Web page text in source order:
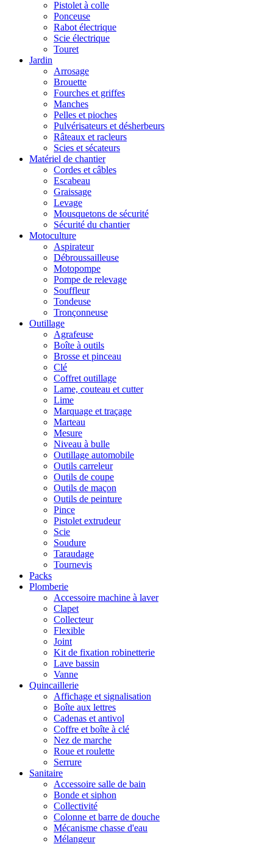
Pistolet à colle
Ponceuse
Rabot électrique
Scie électrique
Touret
Jardin
Arrosage
Brouette
Fourches et griffes
Manches
Pelles et pioches
Pulvérisateurs et désherbeurs
Râteaux et racleurs
Scies et sécateurs
Matériel de chantier
Cordes et câbles
Escabeau
Graissage
Levage
Mousquetons de sécurité
Sécurité du chantier
Motoculture
Aspirateur
Débroussailleuse
Motopompe
Pompe de relevage
Souffleur
Tondeuse
Tronçonneuse
Outillage
Agrafeuse
Boîte à outils
Brosse et pinceau
Clé
Coffret outillage
Lame, couteau et cutter
Lime
Marquage et traçage
Marteau
Mesure
Niveau à bulle
Outillage automobile
Outils carreleur
Outils de coupe
Outils de maçon
Outils de peinture
Pince
Pistolet extrudeur
Scie
Soudure
Taraudage
Tournevis
Packs
Plomberie
Accessoire machine à laver
Clapet
Collecteur
Flexible
Joint
Kit de fixation robinetterie
Lave bassin
Vanne
Quincaillerie
Affichage et signalisation
Boîte aux lettres
Cadenas et antivol
Coffre et boîte à clé
Nez de marche
Roue et roulette
Serrure
Sanitaire
Accessoire salle de bain
Bonde et siphon
Collectivité
Colonne et barre de douche
Mécanisme chasse d'eau
Mélangeur